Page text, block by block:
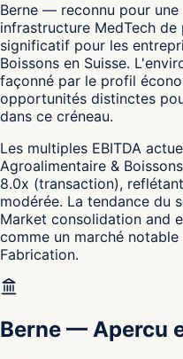
Berne — reconnu pour
infrastructure MedTech
significatif pour les
Boissons en Suisse.
façonné par le profil
opportunités distinctes
dans ce créneau.
Les multiples EBITDA
Agroalimentaire &
8.0x (transaction),
modérée. La tendance du
Market consolidation and
comme un marché
Fabrication.
Berne — Apercu